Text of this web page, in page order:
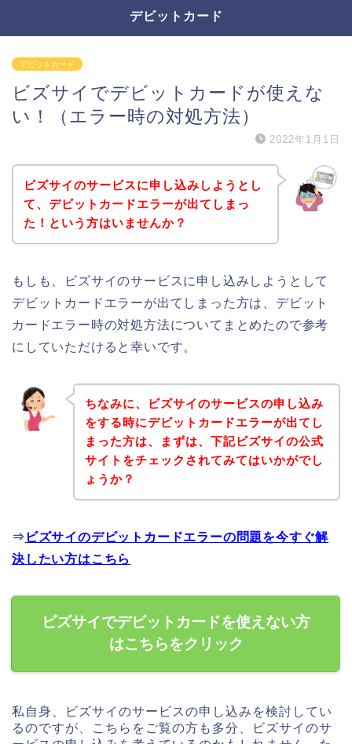
デビットカード
デビットカード
ビズサイでデビットカードが使えな
い！（エラー時の対処方法）
2022年1月1日
ビズサイのサービスに申し込みしようとし
て、デビットカードエラーが出てしまっ
た！という方はいませんか？
もしも、ビズサイのサービスに申し込みしようとして
デビットカードエラーが出てしまった方は、デビット
カードエラー時の対処方法についてまとめたので参考
にしていただけると幸いです。
ちなみに、ビズサイのサービスの申し込み
をする時にデビットカードエラーが出てし
まった方は、まずは、下記ビズサイの公式
サイトをチェックされてみてはいかがでし
ょうか？
⇒ ビズサイのデビットカードエラーの問題を今すぐ解
決したい方はこちら
ビズサイでデビットカードを使えない方
はこちらをクリック
私自身、ビズサイのサービスの申し込みを検討してい
るのですが、こちらをご覧の方も多分、ビズサイのサ